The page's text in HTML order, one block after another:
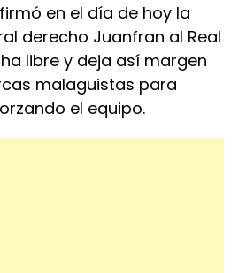
en el día de hoy la
derecho Juanfran al Real
libre y deja así margen
malaguistas para
el equipo.